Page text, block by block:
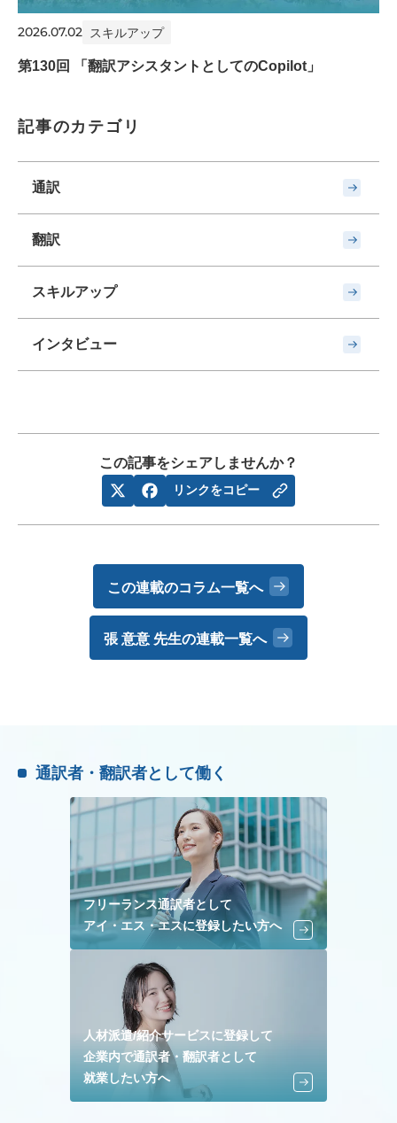
2026.07.02 スキルアップ
第130回 「翻訳アシスタントとしてのCopilot」
記事のカテゴリ
通訳
翻訳
スキルアップ
インタビュー
この記事をシェアしませんか？
リンクをコピー
この連載のコラム一覧へ
張 意意 先生の連載一覧へ
通訳者・翻訳者として働く
フリーランス通訳者として
アイ・エス・エスに登録したい方へ
人材派遣/紹介サービスに登録して
企業内で通訳者・翻訳者として
就業したい方へ